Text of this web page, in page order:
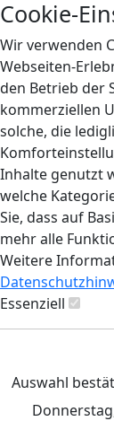
Cookie-
Wir verwenden
Webseiten-
den Betrieb der
kommerziellen
solche, die
Inhalte genutzt
welche
Sie, dass auf
mehr alle
Weitere
Essenziell
Auswahl